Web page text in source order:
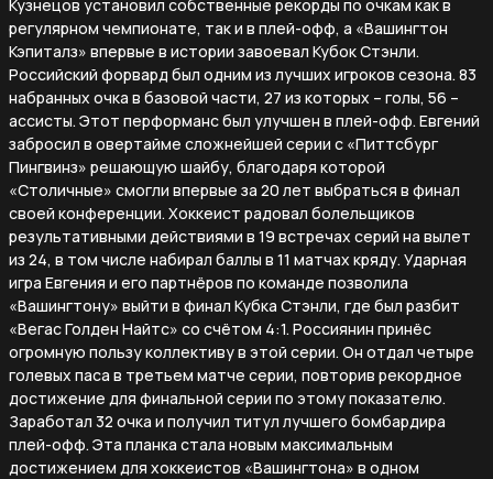
Кузнецов установил собственные рекорды по очкам как в
регулярном чемпионате, так и в плей-офф, а «Вашингтон
Кэпиталз» впервые в истории завоевал Кубок Стэнли.
Российский форвард был одним из лучших игроков сезона. 83
набранных очка в базовой части, 27 из которых – голы, 56 –
ассисты. Этот перформанс был улучшен в плей-офф. Евгений
забросил в овертайме сложнейшей серии с «Питтсбург
Пингвинз» решающую шайбу, благодаря которой
«Столичные» смогли впервые за 20 лет выбраться в финал
своей конференции. Хоккеист радовал болельщиков
результативными действиями в 19 встречах серий на вылет
из 24, в том числе набирал баллы в 11 матчах кряду. Ударная
игра Евгения и его партнёров по команде позволила
«Вашингтону» выйти в финал Кубка Стэнли, где был разбит
«Вегас Голден Найтс» со счётом 4:1. Россиянин принёс
огромную пользу коллективу в этой серии. Он отдал четыре
голевых паса в третьем матче серии, повторив рекордное
достижение для финальной серии по этому показателю.
Заработал 32 очка и получил титул лучшего бомбардира
плей-офф. Эта планка стала новым максимальным
достижением для хоккеистов «Вашингтона» в одном